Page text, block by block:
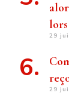
29
29